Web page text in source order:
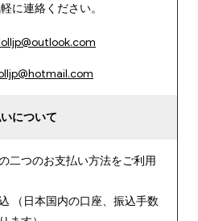
に連絡ください。
について
二つのお支払い方法をご利用
（日本国内の口座、振込手数